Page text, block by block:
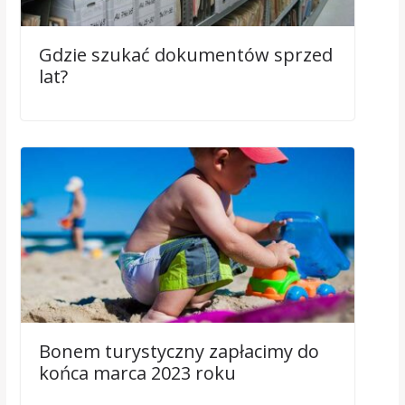
Gdzie szukać dokumentów sprzed
lat?
Bonem turystyczny zapłacimy do
końca marca 2023 roku